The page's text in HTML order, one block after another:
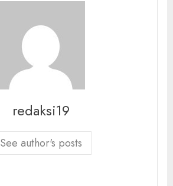
redaksi19
See author's posts